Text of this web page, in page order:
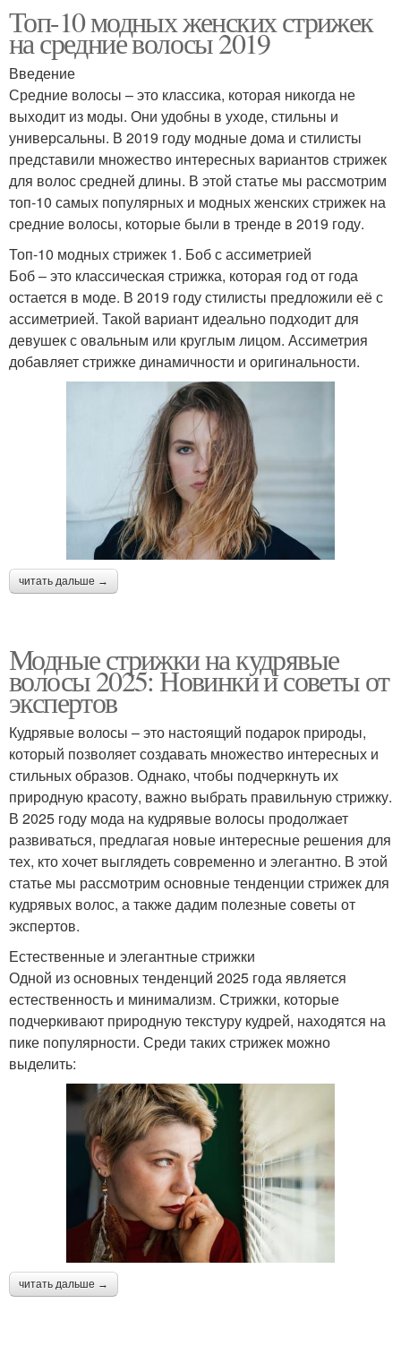
Топ-10 модных женских стрижек
на средние волосы 2019
Введение
Средние волосы – это классика, которая никогда не
выходит из моды. Они удобны в уходе, стильны и
универсальны. В 2019 году модные дома и стилисты
представили множество интересных вариантов стрижек
для волос средней длины. В этой статье мы рассмотрим
топ-10 самых популярных и модных женских стрижек на
средние волосы, которые были в тренде в 2019 году.
Топ-10 модных стрижек 1. Боб с ассиметрией
Боб – это классическая стрижка, которая год от года
остается в моде. В 2019 году стилисты предложили её с
ассиметрией. Такой вариант идеально подходит для
девушек с овальным или круглым лицом. Ассиметрия
добавляет стрижке динамичности и оригинальности.
читать дальше →
Модные стрижки на кудрявые
волосы 2025: Новинки и советы от
экспертов
Кудрявые волосы – это настоящий подарок природы,
который позволяет создавать множество интересных и
стильных образов. Однако, чтобы подчеркнуть их
природную красоту, важно выбрать правильную стрижку.
В 2025 году мода на кудрявые волосы продолжает
развиваться, предлагая новые интересные решения для
тех, кто хочет выглядеть современно и элегантно. В этой
статье мы рассмотрим основные тенденции стрижек для
кудрявых волос, а также дадим полезные советы от
экспертов.
Естественные и элегантные стрижки
Одной из основных тенденций 2025 года является
естественность и минимализм. Стрижки, которые
подчеркивают природную текстуру кудрей, находятся на
пике популярности. Среди таких стрижек можно
выделить:
читать дальше →